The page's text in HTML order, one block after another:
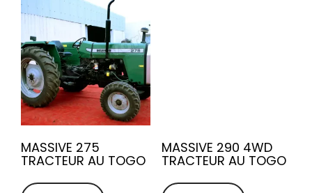
MASSIVE 275
TRACTEUR AU TOGO
MASSIVE 290 4WD
TRACTEUR AU TOGO